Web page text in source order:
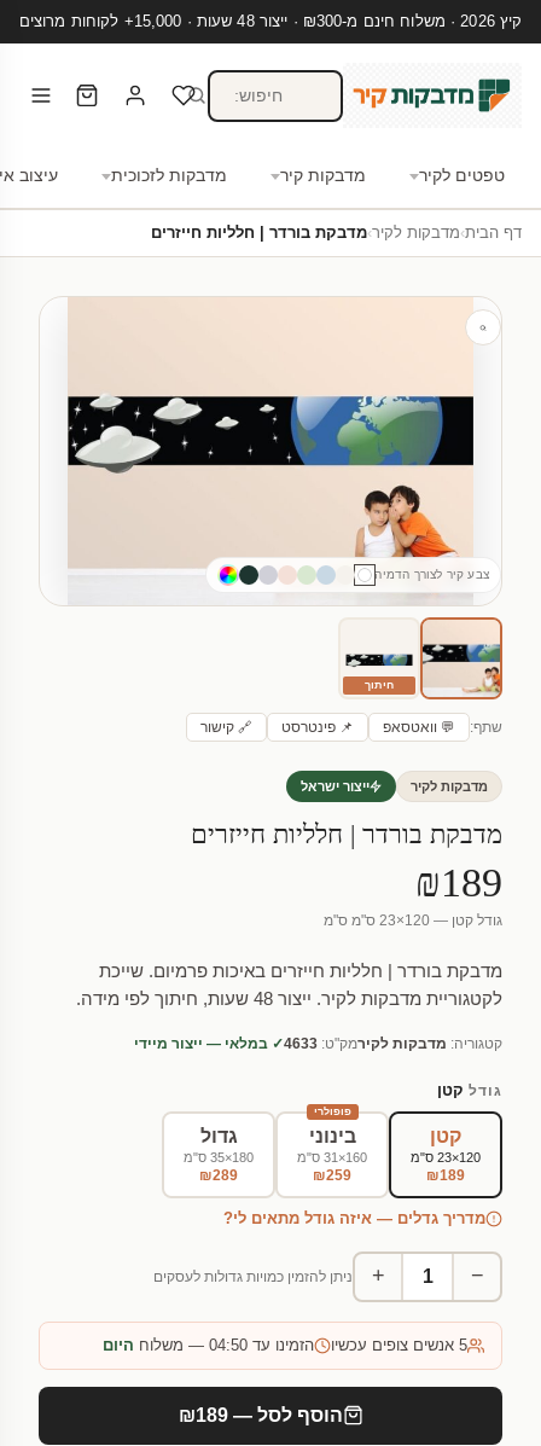
קיץ 2026 · משלוח חינם מ-₪300 · ייצור 48 שעות · 15,000+ לקוחות מרוצים
טפטים לקיר מדבקות קיר מדבקות לזכוכית עיצוב
דף הבית›מדבקות לקיר›מדבקת בורדר | חלליות חייזרים
צבע קיר לצורך הדמיה
חיתוך
שתף: 💬 וואטסאפ 📌 פינטרסט 🔗 קישור
מדבקות לקיר ייצור ישראל
מדבקת בורדר | חלליות חייזרים
₪189
גודל קטן — 120×23 ס"מ ס"מ
מדבקת בורדר | חלליות חייזרים באיכות פרמיום. שייכת
לקטגוריית מדבקות לקיר. ייצור 48 שעות, חיתוך לפי מידה.
קטגוריה: מדבקות לקירמק"ט: 4633✓ במלאי — ייצור מיידי
גודל קטן
קטן
120×23 ס"מ
₪189
פופולרי
בינוני
160×31 ס"מ
₪259
גדול
180×35 ס"מ
₪289
מדריך גדלים — איזה גודל מתאים לי?
−
+ ניתן להזמין כמויות גדולות לעסקים
5 אנשים צופים עכשיו הזמינו עד 04:50 — משלוח היום
הוסף לסל — ₪189